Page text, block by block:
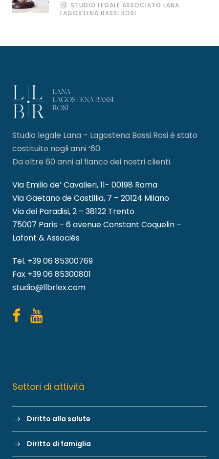
STUDIO LEGALE ASSOCIATO LANA
LAGOSTENA BASSI ROSI
Studio legale Lana – Lagostena Bassi Rosi è stato
costituito negli anni ‘60.
Da oltre 60 anni al fianco dei nostri clienti.
Via Emilio de’ Cavalieri, 11- 00198 Roma
Via Gaetano de Castillia, 7 – 20124 Milano
Via dei Paradisi, 2 – 38122 Trento
75007 Paris – 6 avenue Constant Coquelin –
Lafont & Associés
Tel. +39 06 85300769
Fax +39 06 85300801
studio@llbrlex.com
Settori di attività
Diritto alla salute
Diritto di famiglia